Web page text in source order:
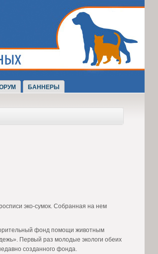
БАННЕРЫ
эко-сумок. Собранная на нем
фонд помощи животным
Первый раз молодые экологи обеих
созданного фонда.